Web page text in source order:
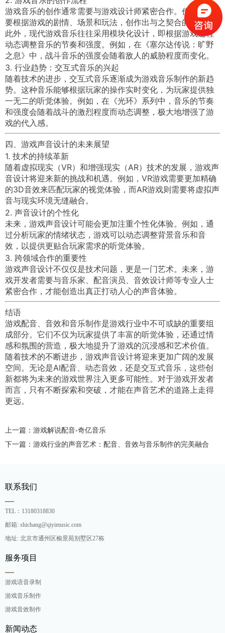
游戏音乐的创作通常需要与游戏设计师紧密合作。作曲家需
要根据游戏的剧情、场景和玩法，创作出与之契合的音乐。
此外，现代游戏音乐往往采用模块化设计，即根据游戏进程
动态调整音乐的节奏和强度。例如，在《塞尔达传说：旷野
之息》中，战斗音乐的强度会随着敌人的威胁程度而变化。
3. 行业趋势：交互式音乐的兴起
随着技术的进步，交互式音乐逐渐成为游戏音乐制作的新趋
势。这种音乐能够根据玩家的操作实时变化，为玩家提供独
一无二的听觉体验。例如，在《光环》系列中，音乐的节奏
和强度会随着战斗的激烈程度而动态调整，极大地增强了游
戏的代入感。
四、游戏声音设计的未来展望
1. 技术的持续革新
随着虚拟现实（VR）和增强现实（AR）技术的发展，游戏声
音设计将迎来新的挑战和机遇。例如，VR游戏需要更加精确
的3D音效来匹配玩家的视觉体验，而AR游戏则需要将虚拟声
音与现实环境无缝融合。
2. 声音设计的个性化
未来，游戏声音设计可能会更加注重个性化体验。例如，通
过分析玩家的情绪状态，游戏可以动态调整背景音乐和音
效，以提供更贴合玩家需求的听觉体验。
3. 跨领域合作的重要性
游戏声音设计不仅仅是技术问题，更是一门艺术。未来，游
戏开发者需要与音乐家、配音演员、音效设计师等专业人士
紧密合作，才能创造出真正打动人心的声音体验。
结语
游戏配音、音效和音乐制作是游戏行业中不可或缺的重要组
成部分。它们不仅为玩家提供了丰富的听觉体验，还通过情
感和氛围的营造，极大地提升了游戏的沉浸感和艺术价值。
随着技术的不断进步，游戏声音设计将迎来更加广阔的发展
空间。无论是AI配音、动态音效，还是交互式音乐，这些创
新都将为未来的游戏世界注入更多可能性。对于游戏开发者
而言，只有不断探索和突破，才能在声音艺术的道路上走得
更远。
上一篇：游戏解说配音-奇亿音乐
下一篇：游戏行业的声音艺术：配音、音效与音乐制作的完美融合
联系我们
TEL：13180318830
邮箱: shichang@qiyimusic.com
地址: 北京市通州区榆景苑别墅区27栋
服务项目
游戏语音录制
游戏音乐制作
游戏音效制作
新闻动态